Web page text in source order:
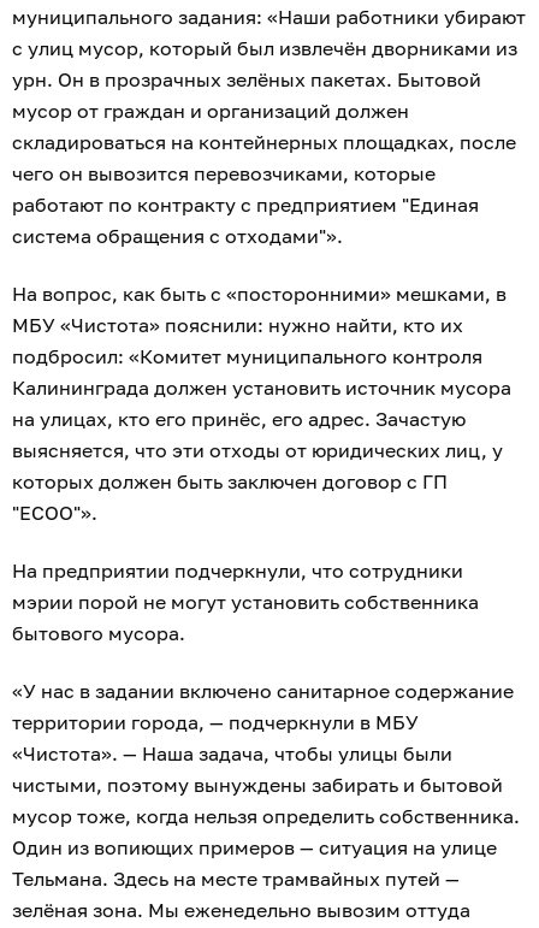
муниципального задания: «Наши работники убирают
с улиц мусор, который был извлечён дворниками из
урн. Он в прозрачных зелёных пакетах. Бытовой
мусор от граждан и организаций должен
складироваться на контейнерных площадках, после
чего он вывозится перевозчиками, которые
работают по контракту с предприятием "Единая
система обращения с отходами"».
На вопрос, как быть с «посторонними» мешками, в
МБУ «Чистота» пояснили: нужно найти, кто их
подбросил: «Комитет муниципального контроля
Калининграда должен установить источник мусора
на улицах, кто его принёс, его адрес. Зачастую
выясняется, что эти отходы от юридических лиц, у
которых должен быть заключен договор с ГП
"ЕСОО"».
На предприятии подчеркнули, что сотрудники
мэрии порой не могут установить собственника
бытового мусора.
«У нас в задании включено санитарное содержание
территории города, — подчеркнули в МБУ
«Чистота». — Наша задача, чтобы улицы были
чистыми, поэтому вынуждены забирать и бытовой
мусор тоже, когда нельзя определить собственника.
Один из вопиющих примеров — ситуация на улице
Тельмана. Здесь на месте трамвайных путей —
зелёная зона. Мы еженедельно вывозим оттуда